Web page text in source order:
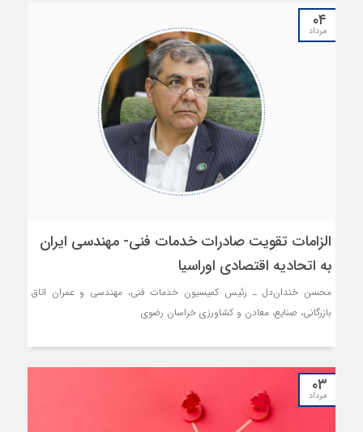
بخش خصوصی در تحلیل و نقد شرایط اقتصادی کشور و شرایط فعالیت
اقتصادی در آن بدل شده است.
۰۴
مرداد
الزامات تقویت صادرات خدمات فنی- مهندسی ایران
به اتحادیه اقتصادی اوراسیا
محسن خندان‌دل ـ رئیس کمیسیون خدمات فنی، مهندسی و عمران اتاق
بازرگانی، صنایع، معادن و کشاورزی خراسان رضوی
۰۳
مرداد